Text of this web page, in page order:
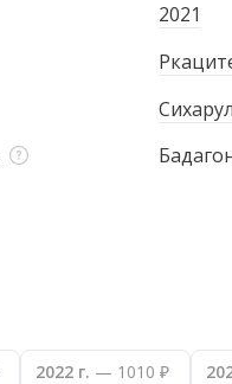
2021
2022 г. — 1010 ₽